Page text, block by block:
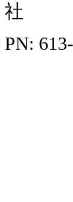
社
PN: